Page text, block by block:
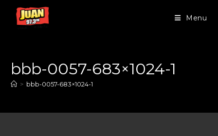
Menu
bbb-0057-683×1024-1
> bbb-0057-683×1024-1